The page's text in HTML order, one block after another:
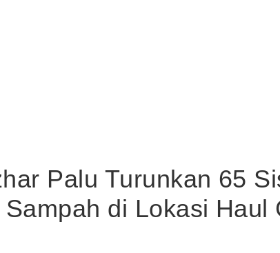
Palu Turunkan 65
di Lokasi Haul